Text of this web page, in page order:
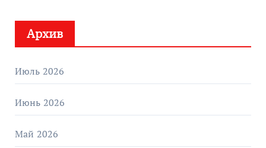
Архив
Июль 2026
Июнь 2026
Май 2026